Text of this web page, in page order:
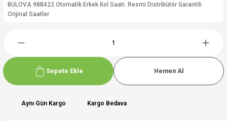
BULOVA 98B422 Otomatik Erkek Kol Saati. Resmi Distribütör Garantili
Orijinal Saatler
Sepete Ekle Hemen Al
Aynı Gün Kargo Kargo Bedava